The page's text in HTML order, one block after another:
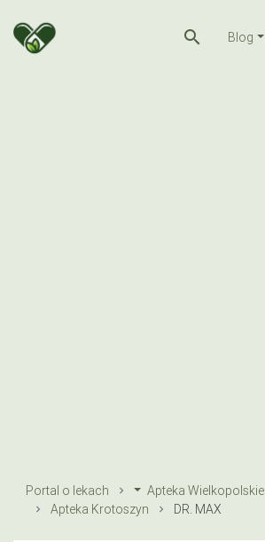
search Blog
Portal o lekach
Apteka Wielkopolskie
Apteka Krotoszyn
DR. MAX